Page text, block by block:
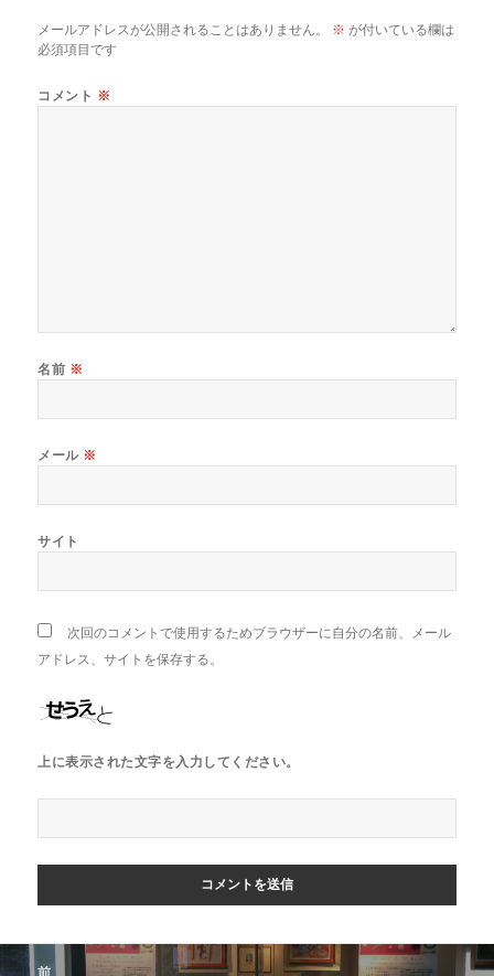
メールアドレスが公開されることはありません。 ※ が付いている欄は
必須項目です
コメント ※
名前 ※
メール ※
サイト
次回のコメントで使用するためブラウザーに自分の名前、メール
アドレス、サイトを保存する。
上に表示された文字を入力してください。